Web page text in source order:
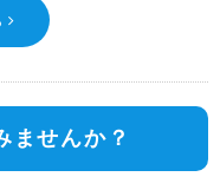
ませんか？